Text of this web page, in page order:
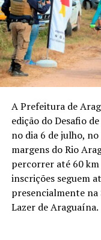
A Prefeitura de
edição do Desafio
no dia 6 de julho,
margens do Rio
percorrer até 60
inscrições seguem
presencialmente
Lazer de Araguaína.